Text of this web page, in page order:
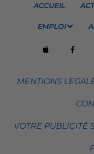
ACCUEIL
EMPLOI
MENTIONS
VOTRE PUBLICITÉ